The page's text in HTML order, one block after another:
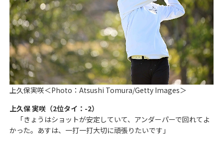
上久保実咲＜Photo：Atsushi Tomura/Getty Images＞
上久保 実咲（2位タイ：-2）
「きょうはショットが安定していて、アンダーパーで回れてよ
かった。あすは、一打一打大切に頑張りたいです」